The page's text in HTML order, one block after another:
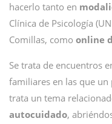
hacerlo tanto en
Clínica de Psicología
Comillas, como online
Se trata de encuentros
familiares en las que
trata un tema
autocuidado,